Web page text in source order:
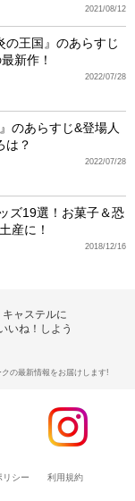
2021/08/12
の王国』のあらすじ
新作！
2022/07/28
のあらすじ&登場人
は？
2022/07/28
ズ19選！お菓子＆恐
産に！
2018/12/16
キャステルに
いね！しよう
の最新情報をお届けします!
リシー 利用規約